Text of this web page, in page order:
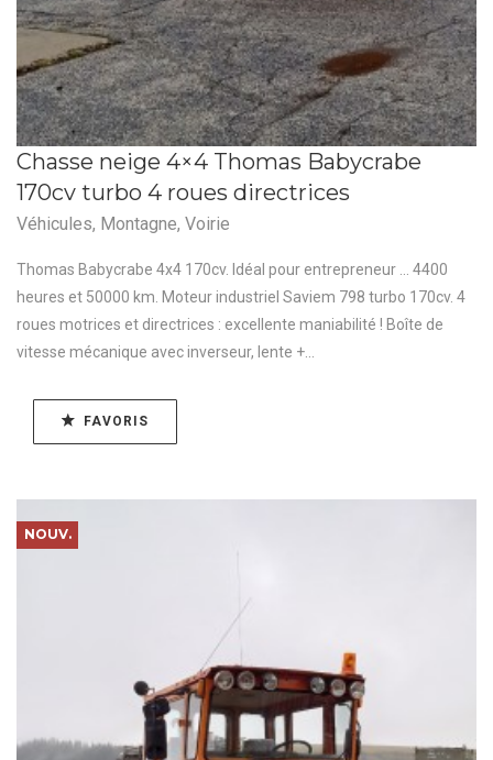
Chasse neige 4×4 Thomas Babycrabe
170cv turbo 4 roues directrices
Véhicules, Montagne, Voirie
Thomas Babycrabe 4x4 170cv. Idéal pour entrepreneur ... 4400
heures et 50000 km. Moteur industriel Saviem 798 turbo 170cv. 4
roues motrices et directrices : excellente maniabilité ! Boîte de
vitesse mécanique avec inverseur, lente +...
FAVORIS
NOUV.